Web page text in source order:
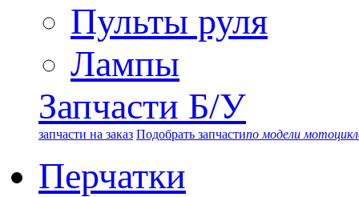
Пульты руля
Лампы
Запчасти Б/У
запчасти на заказ Подобрать запчастипо модели
Перчатки